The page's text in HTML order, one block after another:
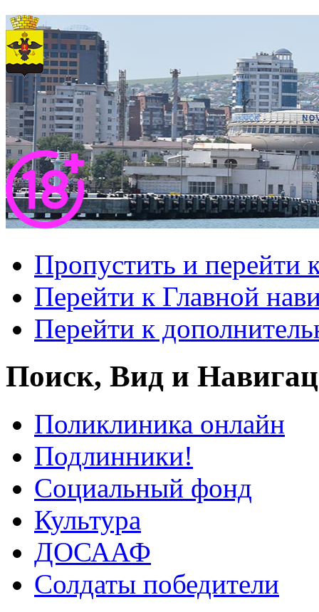
Пропустить и перейти
Перейти к Главной
Перейти к
Поиск, Вид и
Поликлиника онлайн
Подлинники!
Социальный фонд
Культура
ДОСААФ
Солдаты победители